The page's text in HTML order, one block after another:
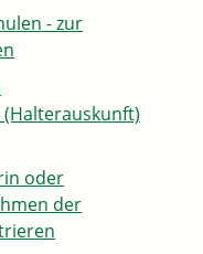
- zur
oder
der